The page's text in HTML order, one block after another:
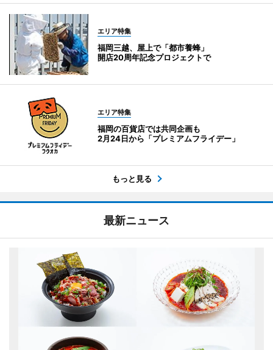
エリア特集
福岡三越、屋上で「都市養蜂」
開店20周年記念プロジェクトで
エリア特集
福岡の百貨店では共同企画も
2月24日から「プレミアムフライデー」
もっと見る
最新ニュース